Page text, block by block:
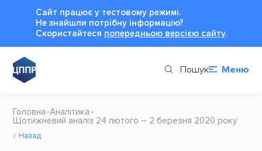
Сайт працює у тестовому режимі.
Не знайшли потрібну інформацію?
Cкористайтеся попередньою версією сайту.
Пошук Меню
Головна Аналітика
Щотижневий аналіз 24 лютого – 2 березня 2020 року
Назад